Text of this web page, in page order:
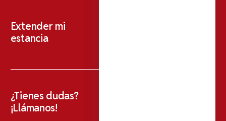
Extender mi
estancia
¿Tienes dudas?
¡Llámanos!